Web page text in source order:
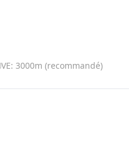
VE: 3000m (recommandé)